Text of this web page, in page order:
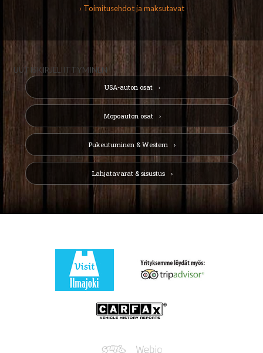
› Toimitusehdot ja maksutavat
UUTISKIRJELIITTYMINEN
USA-auton osat
Mopoauton osat
Pukeutuminen & Western
Lahjatavarat & sisustus